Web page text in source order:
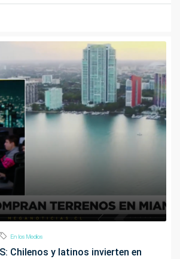
En los Medios
Chilenos y latinos invierten en